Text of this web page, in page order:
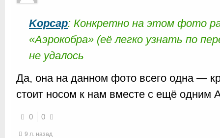
Kopcap: Конкретно на этом фото
«Аэрокобра» (её легко узнать по
не удалось
Да, она на данном фото всего одна —
стоит носом к нам вместе с ещё одним
0 0
9 л. назад